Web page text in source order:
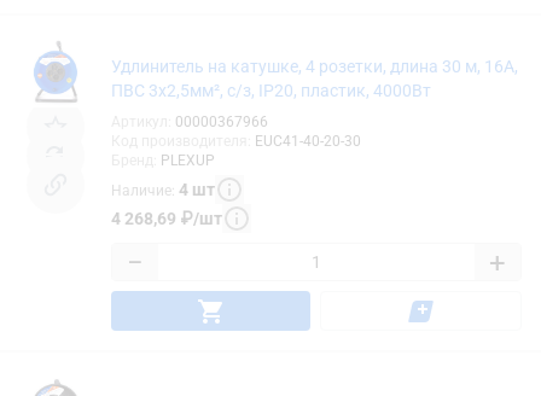
Удлинитель на катушке, 4 розетки, длина 30 м, 16А,
ПВС 3х2,5мм², с/з, IP20, пластик, 4000Вт
00000367966
EUC41-40-20-30
PLEXUP
Наличие: 4 шт
4 268,69 ₽/шт
− +